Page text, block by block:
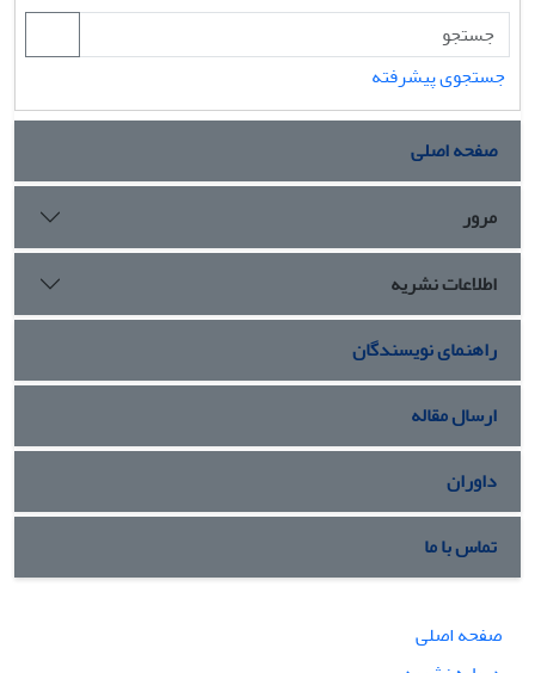
جستجوی پیشرفته
صفحه اصلی
مرور
اطلاعات نشریه
راهنمای نویسندگان
ارسال مقاله
داوران
تماس با ما
صفحه اصلی